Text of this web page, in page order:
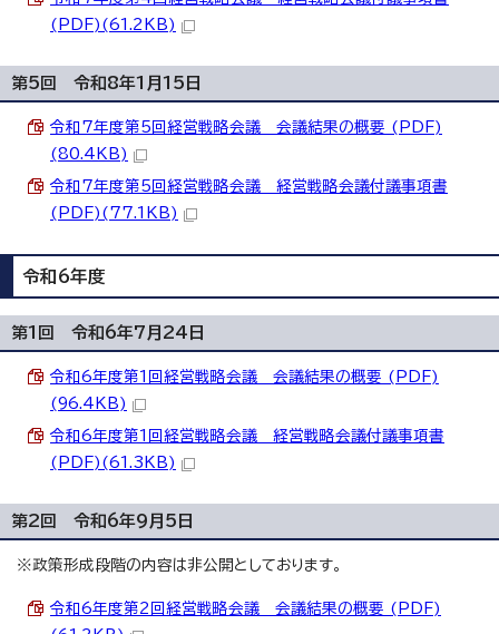
(PDF)(61.2KB)
第5回 令和8年1月15日
令和7年度第5回経営戦略会議 会議結果の概要 (PDF)
(80.4KB)
令和7年度第5回経営戦略会議 経営戦略会議付議事項書
(PDF)(77.1KB)
令和6年度
第1回 令和6年7月24日
令和6年度第1回経営戦略会議 会議結果の概要 (PDF)
(96.4KB)
令和6年度第1回経営戦略会議 経営戦略会議付議事項書
(PDF)(61.3KB)
第2回 令和6年9月5日
※政策形成段階の内容は非公開としております。
令和6年度第2回経営戦略会議 会議結果の概要 (PDF)